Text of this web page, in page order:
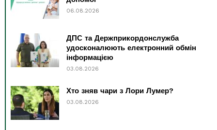
06.08.2026
ДПС та Держприкордонслужба
удосконалюють електронний обмін
інформацією
03.08.2026
Хто зняв чари з Лори Лумер?
03.08.2026